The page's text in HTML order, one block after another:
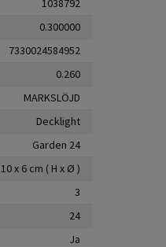
1038792
0.300000
7330024584952
0.260
MARKSLÖJD
Decklight
Garden 24
10 x 6 cm ( H x Ø )
3
24
Ja